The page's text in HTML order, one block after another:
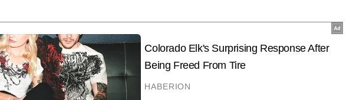
End of Article